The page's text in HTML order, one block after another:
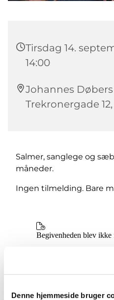
Denne hjemmeside bruger
Tirsdag 14.
14:00
Johannes Døbers
Trekronergade
Salmer, sanglege og
måneder.
Ingen tilmelding. Bare